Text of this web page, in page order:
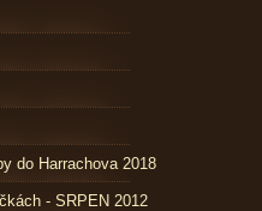
do Harrachova 2018
- SRPEN 2012